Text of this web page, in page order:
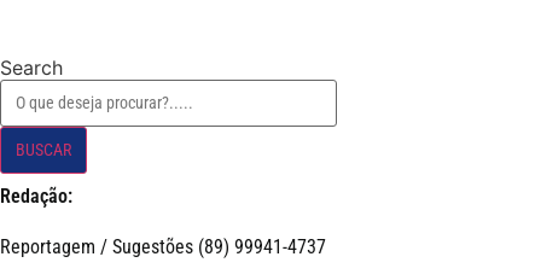
Search
BUSCAR
Redação:
Reportagem / Sugestões (89) 99941-4737